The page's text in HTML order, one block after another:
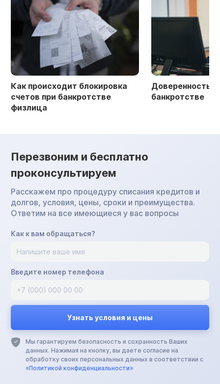
Как происходит блокировка
счетов при банкротстве
физлица
Доверенность
банкротстве
Перезвоним и бесплатно
проконсультируем
Расскажем про процедуру списания кредитов и
долгов, условия, цены, сроки и преимущества.
Ответим на все имеющиеся у вас вопросы
Как к вам обращаться?
Введите номер телефона
Мы гарантируем безопасность и сохранность Ваших
данных. Нажимая на кнопку, вы даете согласие на
обработку своих персональных данных в соответствии с
«Политикой конфиденциальности»